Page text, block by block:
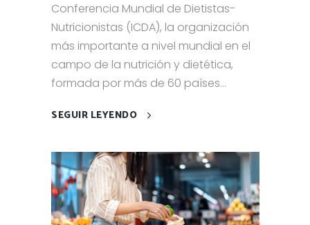
Conferencia Mundial de Dietistas-
Nutricionistas (ICDA), la organización
más importante a nivel mundial en el
campo de la nutrición y dietética,
formada por más de 60 países...
SEGUIR LEYENDO